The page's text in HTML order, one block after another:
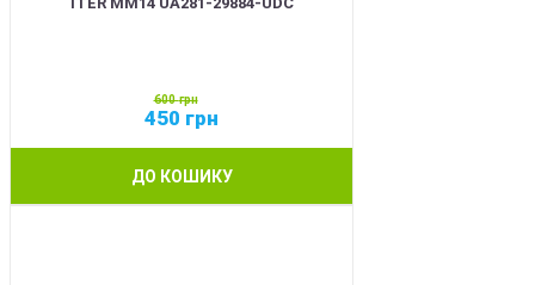
600грн
450 грн
ДО КОШИКУ